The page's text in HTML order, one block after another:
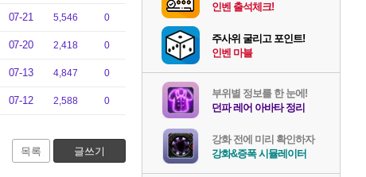
07-21 5,546 0
07-20 2,418 0
07-13 4,847 0
07-12 2,588 0
목록 글쓰기
인벤 출석체크!
주사위 굴리고 포인트!
인벤 마블
부위별 정보를 한 눈에!
던파 레어 아바타 정리
강화 전에 미리 확인하자
강화&증폭 시뮬레이터